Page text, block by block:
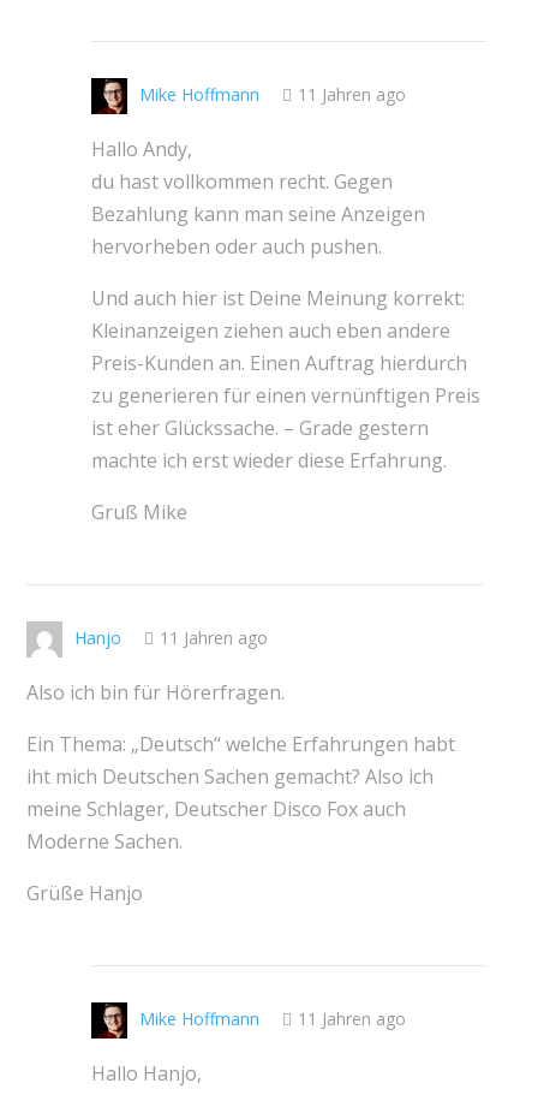
Mike Hoffmann 11 Jahren ago
Hallo Andy,
du hast vollkommen recht. Gegen
Bezahlung kann man seine Anzeigen
hervorheben oder auch pushen.
Und auch hier ist Deine Meinung korrekt:
Kleinanzeigen ziehen auch eben andere
Preis-Kunden an. Einen Auftrag hierdurch
zu generieren für einen vernünftigen Preis
ist eher Glückssache. – Grade gestern
machte ich erst wieder diese Erfahrung.
Gruß Mike
Hanjo 11 Jahren ago
Also ich bin für Hörerfragen.
Ein Thema: „Deutsch“ welche Erfahrungen habt
iht mich Deutschen Sachen gemacht? Also ich
meine Schlager, Deutscher Disco Fox auch
Moderne Sachen.
Grüße Hanjo
Mike Hoffmann 11 Jahren ago
Hallo Hanjo,